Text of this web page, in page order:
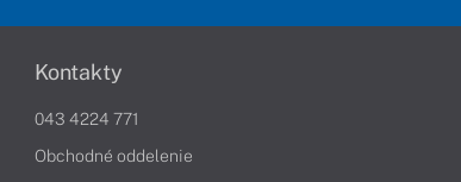
Kontakty
043 4224 771
Obchodné oddelenie